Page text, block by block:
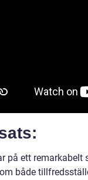
på ett
både